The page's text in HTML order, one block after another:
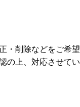
・削除などをご希望
の上、対応させてい